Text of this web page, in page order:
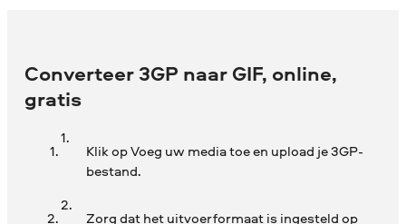
Converteer 3GP naar GIF, online,
gratis
Klik op Voeg uw media toe en upload je 3GP-
bestand.
Zorg dat het uitvoerformaat is ingesteld op